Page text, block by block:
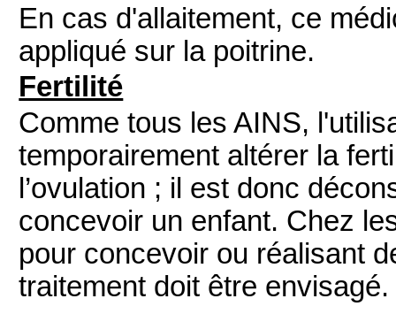
En cas d'allaitement, ce
appliqué sur la poitrine.
Fertilité
Comme tous les AINS,
temporairement altérer la
l’ovulation ; il est donc
concevoir un enfant. Chez
pour concevoir ou réalisant
traitement doit être envisagé.